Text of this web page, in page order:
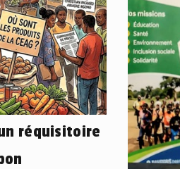
réquisitoire